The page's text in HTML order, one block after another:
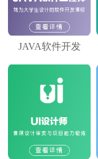
JAVA软件开发